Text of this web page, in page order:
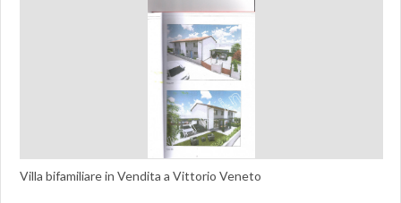
Villa bifamiliare in Vendita a Vittorio Veneto